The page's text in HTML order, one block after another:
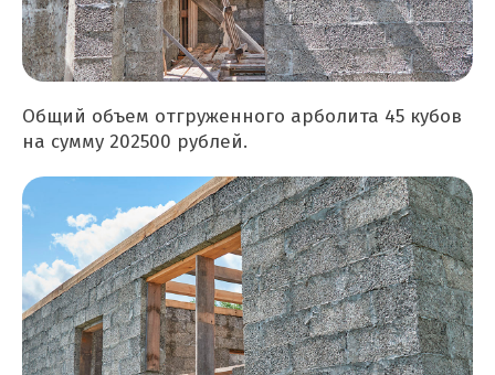
Общий объем отгруженного арболита 45 кубов
на сумму 202500 рублей.